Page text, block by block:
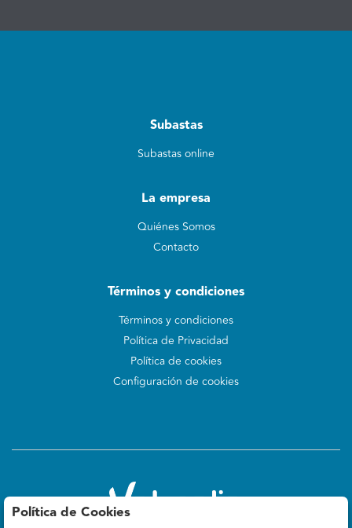
Subastas
Subastas online
La empresa
Quiénes Somos
Contacto
Términos y condiciones
Términos y condiciones
Política de Privacidad
Política de cookies
Configuración de cookies
Política de Cookies